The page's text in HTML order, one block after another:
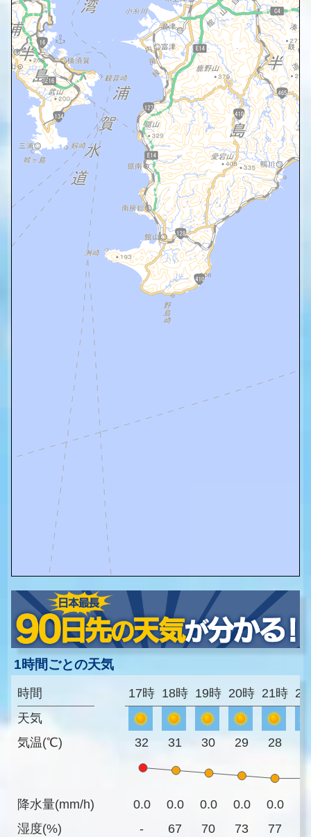
1時間ごとの天気
時間
天気
気温(℃)
降水量(mm/h)
湿度(%)
17時 18時 19時 20時 21時
32 31 30 29 28
0.0 0.0 0.0 0.0 0.0
-
67 70 73 77